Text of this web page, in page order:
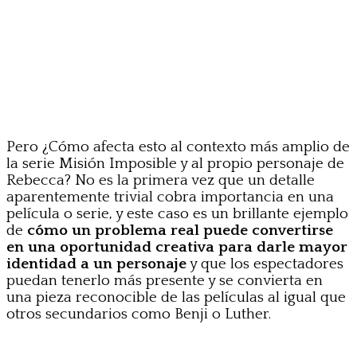
Pero ¿Cómo afecta esto al contexto más amplio de
la serie Misión Imposible y al propio personaje de
Rebecca? No es la primera vez que un detalle
aparentemente trivial cobra importancia en una
película o serie, y este caso es un brillante ejemplo
de cómo un problema real puede convertirse
en una oportunidad creativa para darle mayor
identidad a un personajey que los espectadores
puedan tenerlo más presente y se convierta en
una pieza reconocible de las películas al igual que
otros secundarios como Benji o Luther.